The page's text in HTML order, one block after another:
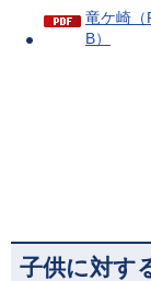
竜ケ崎（
B）
子供に対す